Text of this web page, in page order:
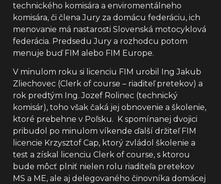
technického komisára a enviromentálneho
komisára, či člena Jury za domácu federáciu, ich
menovanie má nastarosti Slovenská motocyklová
federácia. Predsedu Jury a rozhodcu potom
menuje buď FIM alebo FIM Europe.
V minulom roku si licenciu FIM urobil Ing Jakub
Zliechovec (Clerk of course – riaditeľ pretekov) a
rok predtým Ing. Jozef Rolinec (technický
komisár), toho však čaká jej obnovenie a školenie,
ktoré prebehne v Poľsku. K spomínanej dvojici
pribudol po minulom víkende ďalší držiteľ FIM
licencie Krzysztof Cap, ktorý zvládol školenie a
test a získal licenciu Clerk of course, s ktorou
bude môcť plniť nielen rolu riaditeľa pretekov
MS a ME, ale aj delegovaného činovníka domácej